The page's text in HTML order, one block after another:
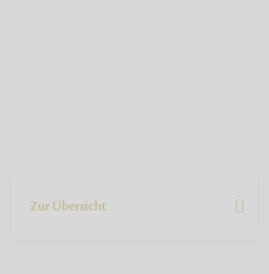
Zur Übersicht